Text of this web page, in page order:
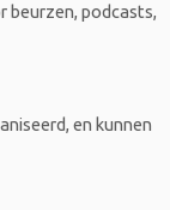
beurzen, podcasts,
en kunnen